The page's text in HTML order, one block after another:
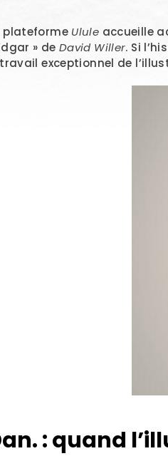
plateforme Ulule accueille
» de David Willer. Si
exceptionnel de
: quand